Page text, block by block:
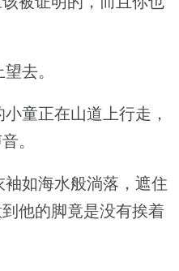
去。
童正在山道上行走，
。
如海水般淌落，遮住
他的脚竟是没有挨着